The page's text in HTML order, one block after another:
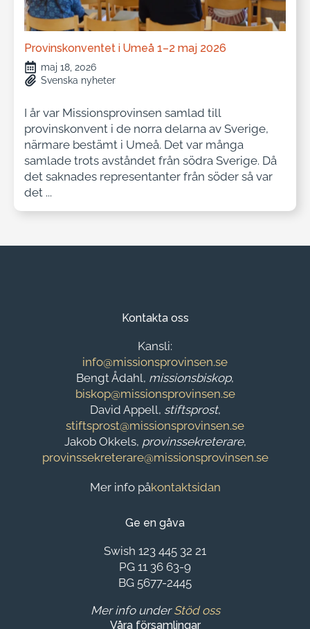
Provinskonventet i Umeå 1–2 maj 2026
maj 18, 2026
Svenska nyheter
I år var Missionsprovinsen samlad till
provinskonvent i de norra delarna av Sverige,
närmare bestämt i Umeå. Det var många
samlade trots avståndet från södra Sverige. Då
det saknades representanter från söder så var
det ...
Kontakta oss
Kansli:
info@missionsprovinsen.se
Bengt Ådahl, missionsbiskop,
biskop@missionsprovinsen.se
David Appell, stiftsprost,
stiftsprost@missionsprovinsen.se
Jakob Okkels, provinssekreterare,
provinssekreterare@missionsprovinsen.se
Mer info påkontaktsidan
Ge en gåva
Swish 123 445 32 21
PG 11 36 63-9
BG 5677-2445
Mer info underStöd oss
Våra församlingar